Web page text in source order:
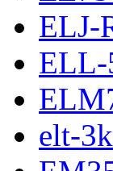
ELJ-
ELL-
elt-